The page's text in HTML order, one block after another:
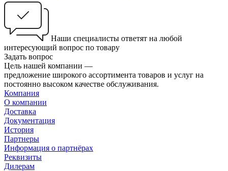
Наши специалисты ответят на любой
интересующий вопрос по товару
Задать вопрос
Цель нашей компании —
предложение широкого ассортимента товаров и услуг на
постоянно высоком качестве обслуживания.
Компания
О компании
Доставка
Документация
История
Партнеры
Информация о партнёрах
Реквизиты
Дилерам